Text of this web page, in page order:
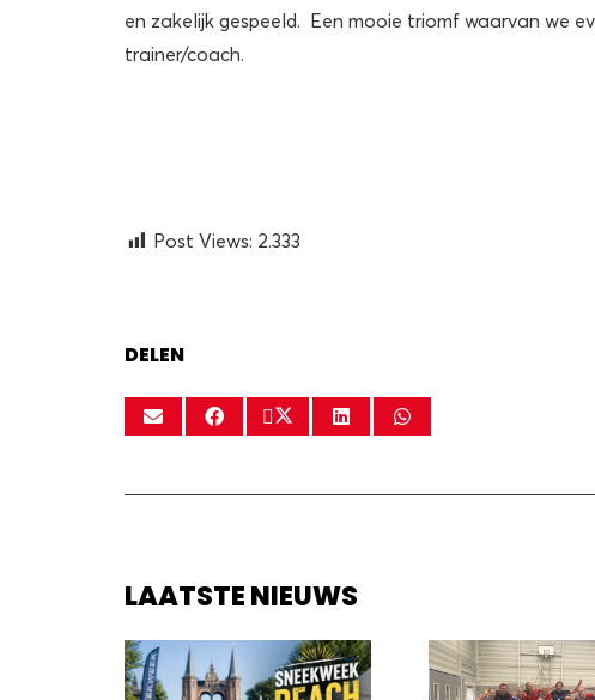
en zakelijk gespeeld. Een mooie triomf waarvan we
trainer/coach.
Post Views: 2.333
DELEN
LAATSTE NIEUWS